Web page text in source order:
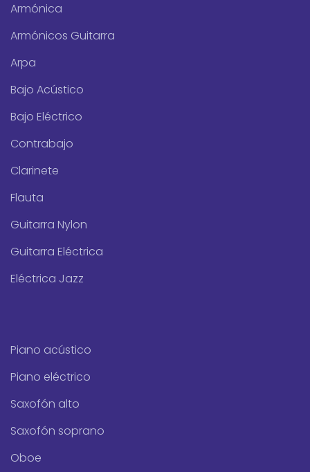
Armónica
Armónicos Guitarra
Arpa
Bajo Acústico
Bajo Eléctrico
Contrabajo
Clarinete
Flauta
Guitarra Nylon
Guitarra Eléctrica
Eléctrica Jazz
Piano acústico
Piano eléctrico
Saxofón alto
Saxofón soprano
Oboe